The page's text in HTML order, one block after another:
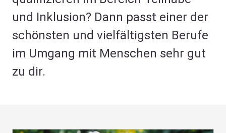
und Inklusion? Dann passt einer der
schönsten und vielfältigsten Berufe
im Umgang mit Menschen sehr gut
zu dir.